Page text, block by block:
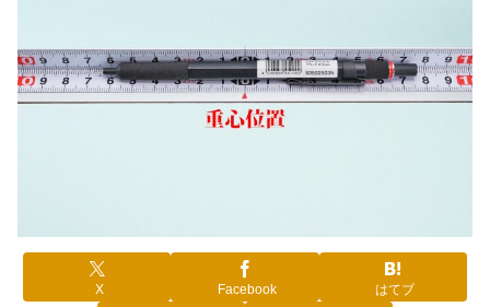
X Facebook はてブ